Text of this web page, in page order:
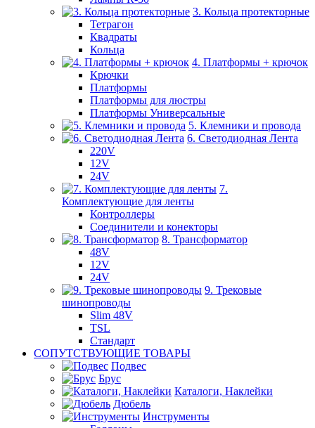
3. Кольца протекторные
Тетрагон
Квадраты
Кольца
4. Платформы + крючок
Крючки
Платформы
Платформы для люстры
Платформы Универсальные
5. Клемники и провода
6. Светодиодная Лента
220V
12V
24V
7.
Комплектующие для ленты
Контроллеры
Соединители и конекторы
8. Трансформатор
48V
12V
24V
9. Трековые
шинопроводы
Slim 48V
TSL
Стандарт
СОПУТСТВУЮЩИЕ ТОВАРЫ
Подвес
Брус
Каталоги, Наклейки
Дюбель
Инструменты